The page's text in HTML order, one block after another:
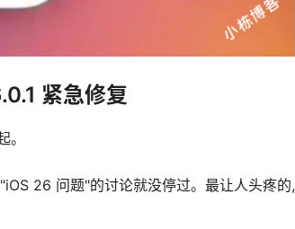
紧急修复
26 问题"的讨论就没停过。最让人头疼的,